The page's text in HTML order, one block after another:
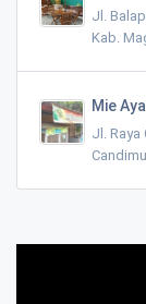
Jl.
Kab.
Mie
Jl. Raya